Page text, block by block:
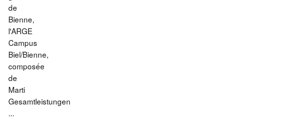
de
Bienne,
l'ARGE
Campus
Biel/Bienne,
composée
de
Marti
Gesamtleistungen
...